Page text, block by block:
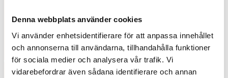
Denna webbplats använder cookies
Vi använder enhetsidentifierare för att anpassa innehållet
och annonserna till användarna, tillhandahålla funktioner
för sociala medier och analysera vår trafik. Vi
vidarebefordrar även sådana identifierare och annan